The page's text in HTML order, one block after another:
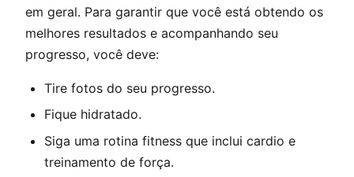
em geral. Para garantir que você está obtendo os
melhores resultados e acompanhando seu
progresso, você deve:
Tire fotos do seu progresso.
Fique hidratado.
Siga uma rotina fitness que inclui cardio e
treinamento de força.